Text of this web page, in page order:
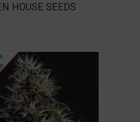
HOUSE SEEDS